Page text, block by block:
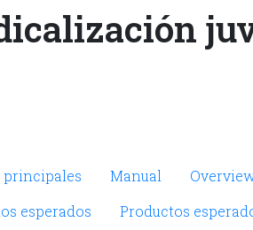
principales Manual
esperados Productos